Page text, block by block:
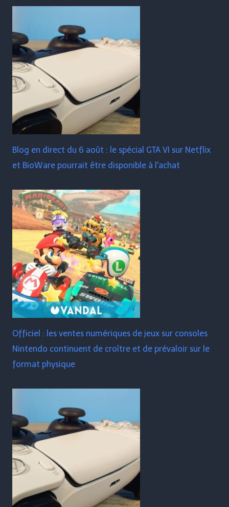
Blog en direct du 6 août : le spécial GTA VI sur Netflix
et BioWare pourrait être disponible à l'achat
Officiel : les ventes numériques de jeux sur consoles
Nintendo continuent de croître et de prévaloir sur le
format physique